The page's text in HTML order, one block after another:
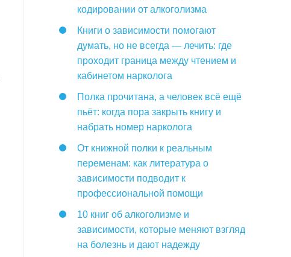
кодировании от алкоголизма
Книги о зависимости помогают
думать, но не всегда — лечить: где
проходит граница между чтением и
кабинетом нарколога
Полка прочитана, а человек всё ещё
пьёт: когда пора закрыть книгу и
набрать номер нарколога
От книжной полки к реальным
переменам: как литература о
зависимости подводит к
профессиональной помощи
10 книг об алкоголизме и
зависимости, которые меняют взгляд
на болезнь и дают надежду